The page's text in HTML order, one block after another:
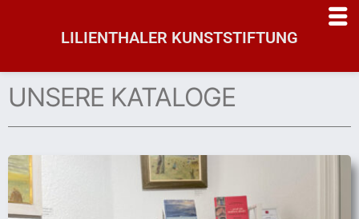
UNSERE KATALOGE
LILIENTHALER KUNSTSTIFTUNG